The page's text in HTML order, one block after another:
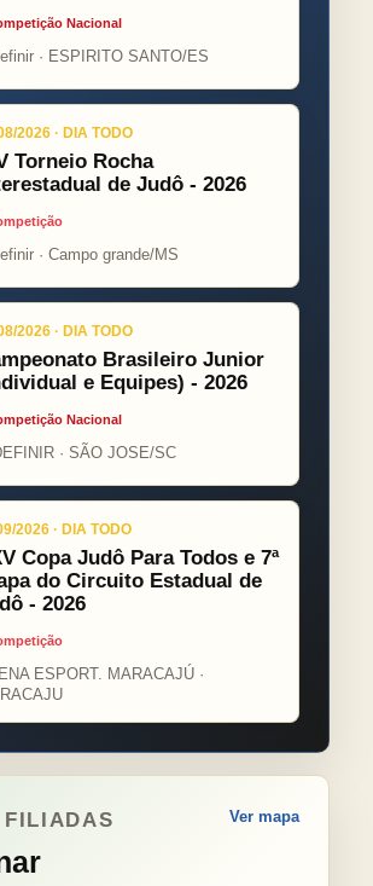
Nacional
· ESPIRITO SANTO/ES
2026 · DIA TODO
Torneio Rocha
de Judô - 2026
· Campo grande/MS
2026 · DIA TODO
Brasileiro Junior
e Equipes) - 2026
Nacional
· SÃO JOSE/SC
2026 · DIA TODO
Copa Judô Para Todos e 7ª
do Circuito Estadual de
- 2026
ESPORT. MARACAJÚ ·
FILIADAS Ver mapa